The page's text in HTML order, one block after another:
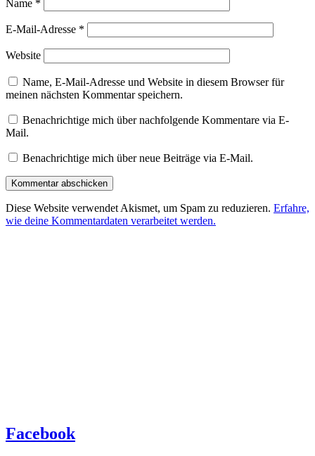
Name *
E-Mail-Adresse *
Website
Name, E-Mail-Adresse und Website in diesem Browser für
meinen nächsten Kommentar speichern.
Benachrichtige mich über nachfolgende Kommentare via E-
Mail.
Benachrichtige mich über neue Beiträge via E-Mail.
Diese Website verwendet Akismet, um Spam zu reduzieren. Erfahre,
wie deine Kommentardaten verarbeitet werden.
Facebook